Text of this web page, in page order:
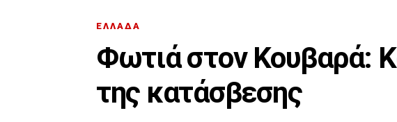
ΕΛΛΑΔΑ
Φωτιά στον Κουβαρά:
της κατάσβεσης